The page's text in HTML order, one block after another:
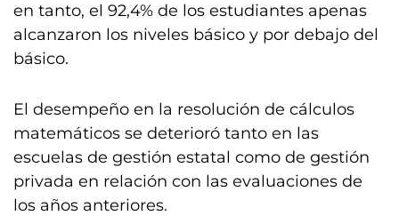
en tanto, el 92,4% de los estudiantes apenas
alcanzaron los niveles básico y por debajo del
básico.
El desempeño en la resolución de cálculos
matemáticos se deterioró tanto en las
escuelas de gestión estatal como de gestión
privada en relación con las evaluaciones de
los años anteriores.